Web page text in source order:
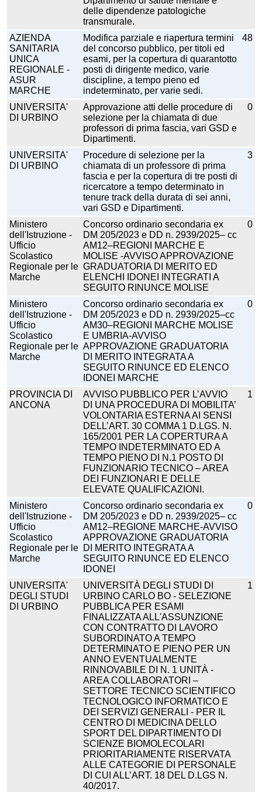
delle dipendenze patologiche
transmurale.
AZIENDA
SANITARIA
UNICA
REGIONALE -
ASUR
MARCHE
Modifica parziale e riapertura termini
del concorso pubblico, per titoli ed
esami, per la copertura di quarantotto
posti di dirigente medico, varie
discipline, a tempo pieno ed
indeterminato, per varie sedi.
48
UNIVERSITA'
DI URBINO
Approvazione atti delle procedure di
selezione per la chiamata di due
professori di prima fascia, vari GSD e
Dipartimenti.
0
UNIVERSITA'
DI URBINO
Procedure di selezione per la
chiamata di un professore di prima
fascia e per la copertura di tre posti di
ricercatore a tempo determinato in
tenure track della durata di sei anni,
vari GSD e Dipartimenti.
3
Ministero
dell'Istruzione -
Ufficio
Scolastico
Regionale per le
Marche
Concorso ordinario secondaria ex
DM 205/2023 e DD n. 2939/2025– cc
AM12–REGIONI MARCHE E
MOLISE -AVVISO APPROVAZIONE
GRADUATORIA DI MERITO ED
ELENCHI IDONEI INTEGRATI A
SEGUITO RINUNCE MOLISE
0
Ministero
dell'Istruzione -
Ufficio
Scolastico
Regionale per le
Marche
Concorso ordinario secondaria ex
DM 205/2023 e DD n. 2939/2025–cc
AM30–REGIONI MARCHE MOLISE
E UMBRIA-AVVISO
APPROVAZIONE GRADUATORIA
DI MERITO INTEGRATA A
SEGUITO RINUNCE ED ELENCO
IDONEI MARCHE
0
PROVINCIA DI
ANCONA
AVVISO PUBBLICO PER L’AVVIO
DI UNA PROCEDURA DI MOBILITA’
VOLONTARIA ESTERNA AI SENSI
DELL’ART. 30 COMMA 1 D.LGS. N.
165/2001 PER LA COPERTURA A
TEMPO INDETERMINATO ED A
TEMPO PIENO DI N.1 POSTO DI
FUNZIONARIO TECNICO – AREA
DEI FUNZIONARI E DELLE
ELEVATE QUALIFICAZIONI.
1
Ministero
dell'Istruzione -
Ufficio
Scolastico
Regionale per le
Marche
Concorso ordinario secondaria ex
DM 205/2023 e DD n. 2939/2025– cc
AM12–REGIONE MARCHE-AVVISO
APPROVAZIONE GRADUATORIA
DI MERITO INTEGRATA A
SEGUITO RINUNCE ED ELENCO
IDONEI
0
UNIVERSITA'
DEGLI STUDI
DI URBINO
UNIVERSITÀ DEGLI STUDI DI
URBINO CARLO BO - SELEZIONE
PUBBLICA PER ESAMI
FINALIZZATA ALL'ASSUNZIONE
CON CONTRATTO DI LAVORO
SUBORDINATO A TEMPO
DETERMINATO E PIENO PER UN
ANNO EVENTUALMENTE
RINNOVABILE DI N. 1 UNITÀ -
AREA COLLABORATORI –
SETTORE TECNICO SCIENTIFICO
TECNOLOGICO INFORMATICO E
DEI SERVIZI GENERALI - PER IL
CENTRO DI MEDICINA DELLO
SPORT DEL DIPARTIMENTO DI
SCIENZE BIOMOLECOLARI
PRIORITARIAMENTE RISERVATA
ALLE CATEGORIE DI PERSONALE
DI CUI ALL’ART. 18 DEL D.LGS N.
40/2017.
1